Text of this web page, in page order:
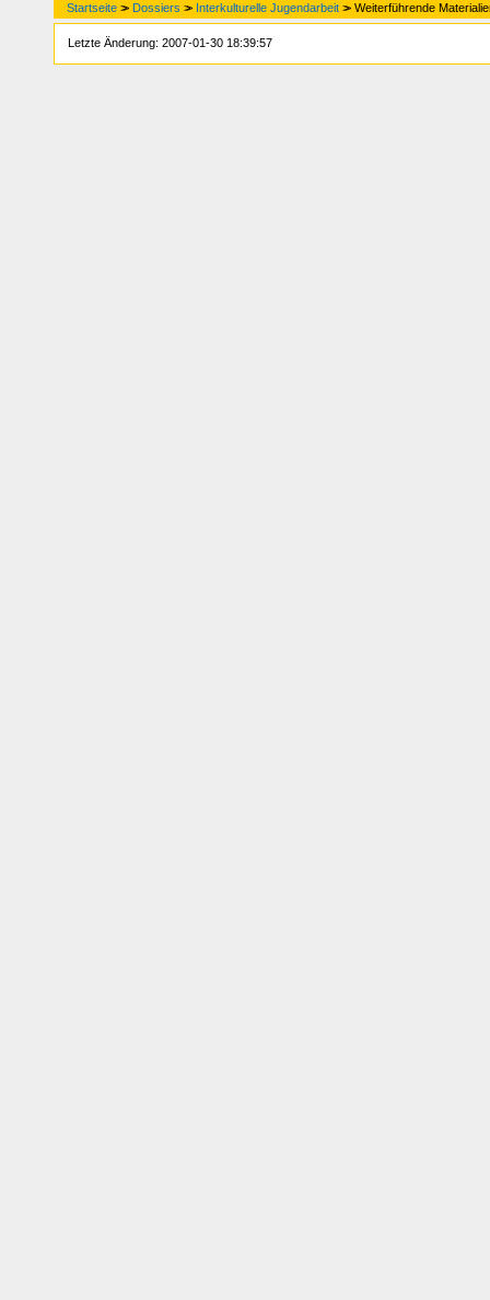
Startseite >> Dossiers >> Interkulturelle Jugendarbeit >> Weiterführende
Letzte Änderung: 2007-01-30 18:39:57